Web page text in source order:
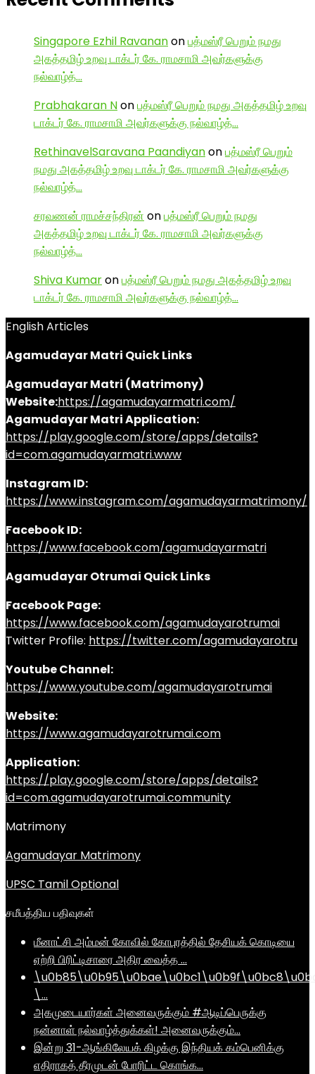
Singapore Ezhil Ravananonபத்மஸ்ரீ பெறும் நமது
அகத்தமிழ் உறவு டாக்டர் கே. ராமசாமி அவர்களுக்கு
நல்வாழ்த்…
Prabhakaran Nonபத்மஸ்ரீ பெறும் நமது அகத்தமிழ் உறவு
டாக்டர் கே. ராமசாமி அவர்களுக்கு நல்வாழ்த்…
RethinavelSaravana Paandiyanonபத்மஸ்ரீ பெறும்
நமது அகத்தமிழ் உறவு டாக்டர் கே. ராமசாமி அவர்களுக்கு
நல்வாழ்த்…
சரவணன் ராமச்சந்திரன் onபத்மஸ்ரீ பெறும் நமது
அகத்தமிழ் உறவு டாக்டர் கே. ராமசாமி அவர்களுக்கு
நல்வாழ்த்…
Shiva Kumaronபத்மஸ்ரீ பெறும் நமது அகத்தமிழ் உறவு
டாக்டர் கே. ராமசாமி அவர்களுக்கு நல்வாழ்த்…
English Articles
Agamudayar Matri Quick Links
Agamudayar Matri (Matrimony)
Website:https://agamudayarmatri.com/
Agamudayar Matri Application:
https://play.google.com/store/apps/details?
id=com.agamudayarmatri.www
Instagram ID:
https://www.instagram.com/agamudayarmatrimony/
Facebook ID:
https://www.facebook.com/agamudayarmatri
Agamudayar Otrumai Quick Links
Facebook Page:
https://www.facebook.com/agamudayarotrumai
Twitter Profile: https://twitter.com/agamudayarotru
Youtube Channel:
https://www.youtube.com/agamudayarotrumai
Website:
https://www.agamudayarotrumai.com
Application:
https://play.google.com/store/apps/details?
id=com.agamudayarotrumai.community
Matrimony
Agamudayar Matrimony
UPSC Tamil Optional
சமீபத்திய பதிவுகள்
மீனாட்சி அம்மன் கோவில் கோபுரத்தில் தேசியக் கொடியை
ஏற்றி பிரிட்டிசாரை அதிர வைத்த …
\…
அகமுடையார்கள் அனைவருக்கும் #ஆடிப்பெருக்கு
நன்னாள் நல்வாழ்த்துக்கள்! அனைவருக்கும்…
இன்று 31-ஆங்கிலேயக் கிழக்கு இந்தியக் கம்பெனிக்கு
எதிராகத் தீரமுடன் போரிட்ட கொங்க…